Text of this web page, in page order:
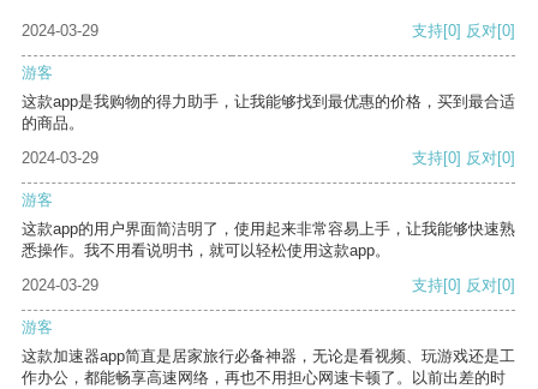
2024-03-29 支持[0] 反对[0]
游客
这款app是我购物的得力助手，让我能够找到最优惠的价格，买到最合适
的商品。
2024-03-29
支持[0] 反对[0]
游客
这款app的用户界面简洁明了，使用起来非常容易上手，让我能够快速熟
悉操作。我不用看说明书，就可以轻松使用这款app。
2024-03-29
支持[0] 反对[0]
游客
这款加速器app简直是居家旅行必备神器，无论是看视频、玩游戏还是工
作办公，都能畅享高速网络，再也不用担心网速卡顿了。以前出差的时